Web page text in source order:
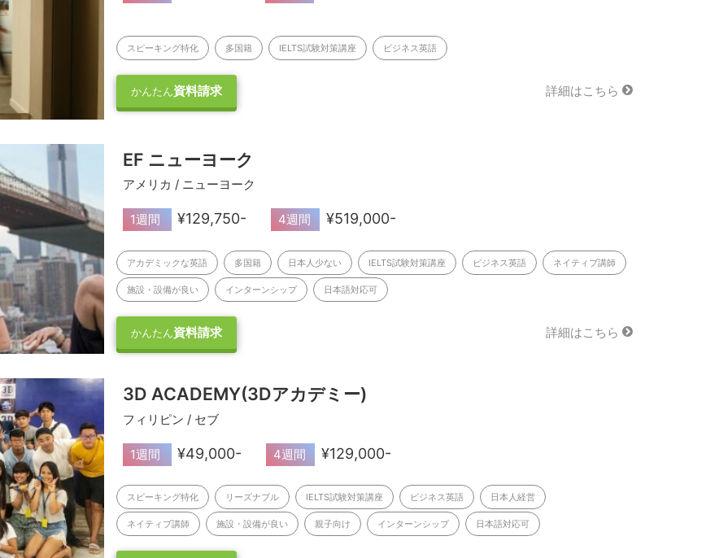
スピーキング特化 多国籍 IELTS試験対策講座 ビジネス英語
かんたん資料請求 詳細はこちら
EF ニューヨーク
アメリカ / ニューヨーク
1週間 ¥129,750- 4週間 ¥519,000-
アカデミックな英語 多国籍 日本人少ない IELTS試験対策講座 ビジネス英語 ネイティブ講師
施設・設備が良い インターンシップ 日本語対応可
かんたん資料請求 詳細はこちら
3D ACADEMY(3Dアカデミー)
フィリピン / セブ
1週間 ¥49,000- 4週間 ¥129,000-
スピーキング特化 リーズナブル IELTS試験対策講座 ビジネス英語 日本人経営
ネイティブ講師 施設・設備が良い 親子向け インターンシップ 日本語対応可